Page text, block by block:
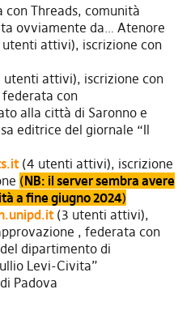
Threads, comunità
ovviamente da… Atenore
attivi), iscrizione con
attivi), iscrizione con
con
alla città di Saronno e
editrice del giornale “Il
(4 utenti attivi), iscrizione
(NB: il server sembra avere
a fine giugno 2024)
(3 utenti attivi),
, federata con
dipartimento di
Levi-Civita”
Padova